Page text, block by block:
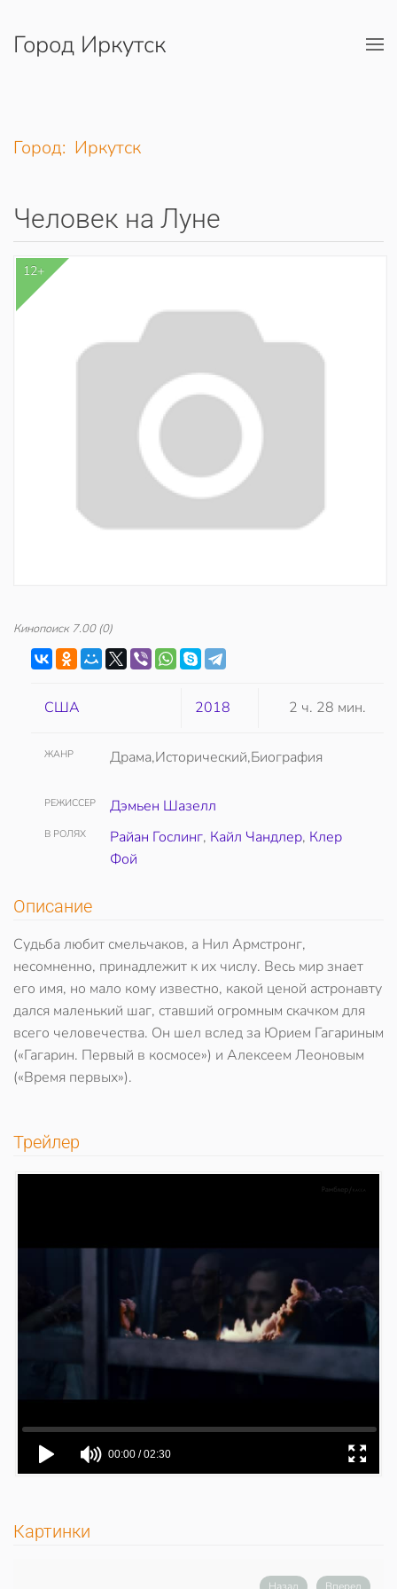
Перейти к содержимому
Город Иркутск
Город: Иркутск
Человек на Луне
12+
Кинопоиск 7.00(0)
США 2018 2 ч. 28 мин.
ЖАНР Драма,Исторический,Биография
РЕЖИССЕР Дэмьен Шазелл
В РОЛЯХ Райан Гослинг, Кайл Чандлер, Клер
Фой
Описание
Судьба любит смельчаков, а Нил Армстронг,
несомненно, принадлежит к их числу. Весь мир знает
его имя, но мало кому известно, какой ценой астронавту
дался маленький шаг, ставший огромным скачком для
всего человечества. Он шел вслед за Юрием Гагариным
(«Гагарин. Первый в космосе») и Алексеем Леоновым
(«Время первых»).
Трейлер
Картинки